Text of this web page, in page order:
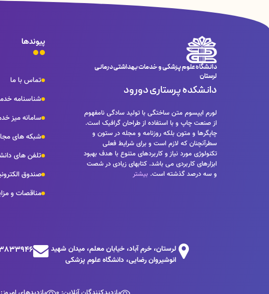
دانشگاه علوم پزشکی و خدمات بهداشتی درمانی
لرستان
دانشکده پرستاری دورود
لورم ایپسوم متن ساختگی با تولید سادگی نامفهوم
از صنعت چاپ و با استفاده از طراحان گرافیک است.
چاپگرها و متون بلکه روزنامه و مجله در ستون و
سطرآنچنان که لازم است و برای شرایط فعلی
تکنولوژی مورد نیاز و کاربردهای متنوع با هدف بهبود
ابزارهای کاربردی می باشد. کتابهای زیادی در شصت
و سه درصد گذشته است. بیشتر
پیوندها
تماس با ما
شناسنامه
سامانه میز
شبکه های
تلفن های
صندوق
مناقصات و
لرستان، خرم آباد، خیابان معلم، میدان شهید
انوشیروان رضایی، دانشگاه علوم پزشکی